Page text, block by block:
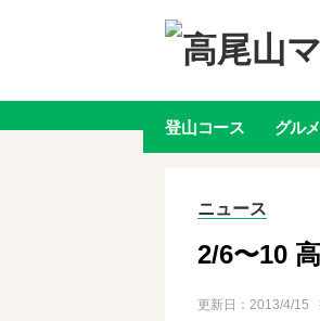
登山コース グルメ
ニュース
2/6〜10
更新日： 2013/4/15